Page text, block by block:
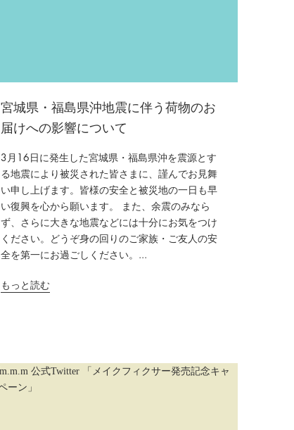
宮城県・福島県沖地震に伴う荷物のお
届けへの影響について
3月16日に発生した宮城県・福島県沖を震源とす
る地震により被災された皆さまに、謹んでお見舞
い申し上げます。皆様の安全と被災地の一日も早
い復興を心から願います。 また、余震のみなら
ず、さらに大きな地震などには十分にお気をつけ
ください。どうぞ身の回りのご家族・ご友人の安
全を第一にお過ごしください。...
もっと読む